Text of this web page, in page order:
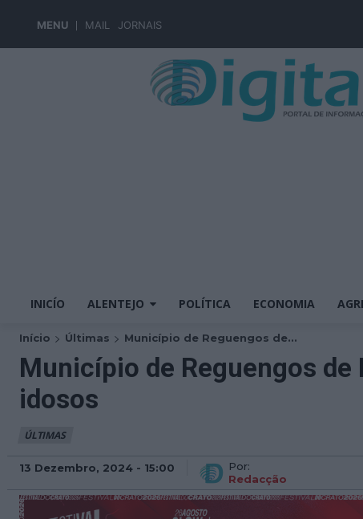
MENU MAIL JORNAIS
INICÍO ALENTEJO POLÍTICA ECONOMIA
Início Últimas Município de Reguengos de...
Município de Reguengos
idosos
ÚLTIMAS
13 Dezembro, 2024 - 15:00
Por:
Redacção